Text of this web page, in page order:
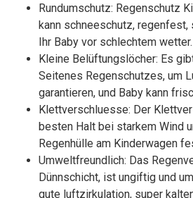
Rundumschutz: Regenschutz
kann schneeschutz, regenfest,
Ihr Baby vor schlechtem wetter.
Kleine Belüftungslöcher: Es
Seitenes Regenschutzes, um
garantieren, und Baby kann
Klettverschluesse: Der
besten Halt bei starkem Wind
Regenhülle am Kinderwagen
Umweltfreundlich: Das
Dünnschicht, ist ungiftig und
gute luftzirkulation, super